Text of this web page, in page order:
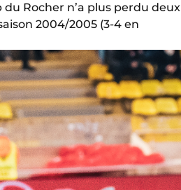
Rocher n’a plus perdu deux
2004/2005 (3-4 en